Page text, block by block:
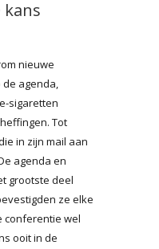
kans
nieuwe
agenda,
sigaretten
Tot
in zijn mail aan
agenda en
grootste deel
ze elke
conferentie wel
ooit in de